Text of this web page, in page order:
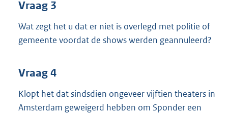
Vraag 3
Wat zegt het u dat er niet is overlegd met politie of
gemeente voordat de shows werden geannuleerd?
Vraag 4
Klopt het dat sindsdien ongeveer vijftien theaters in
Amsterdam geweigerd hebben om Sponder een